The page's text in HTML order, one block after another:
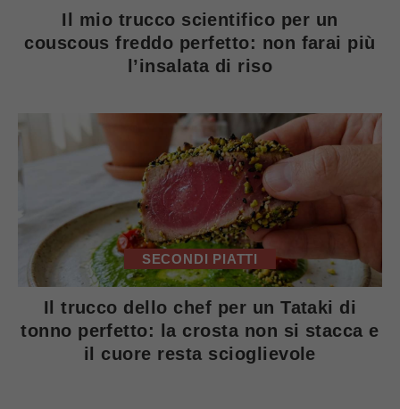
Il mio trucco scientifico per un
couscous freddo perfetto: non farai più
l’insalata di riso
SECONDI PIATTI
Il trucco dello chef per un Tataki di
tonno perfetto: la crosta non si stacca e
il cuore resta scioglievole